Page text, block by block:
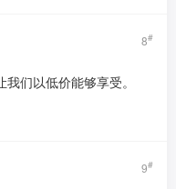
8#
们以低价能够享受。
9#